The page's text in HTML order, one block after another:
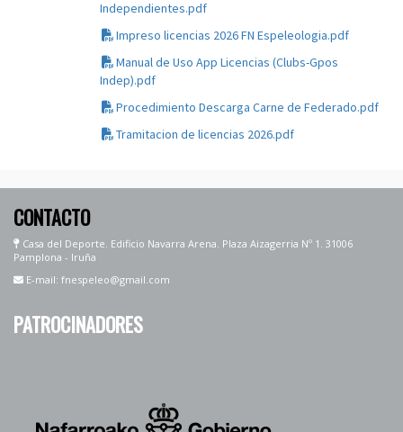
Independientes.pdf
Impreso licencias 2026 FN Espeleologia.pdf
Manual de Uso App Licencias (Clubs-Gpos
Indep).pdf
Procedimiento Descarga Carne de Federado.pdf
Tramitacion de licencias 2026.pdf
CONTACTO
Casa del Deporte. Edificio Navarra Arena. Plaza Aizagerria Nº 1. 31006
Pamplona - Iruña
E-mail: fnespeleo@gmail.com
PATROCINADORES